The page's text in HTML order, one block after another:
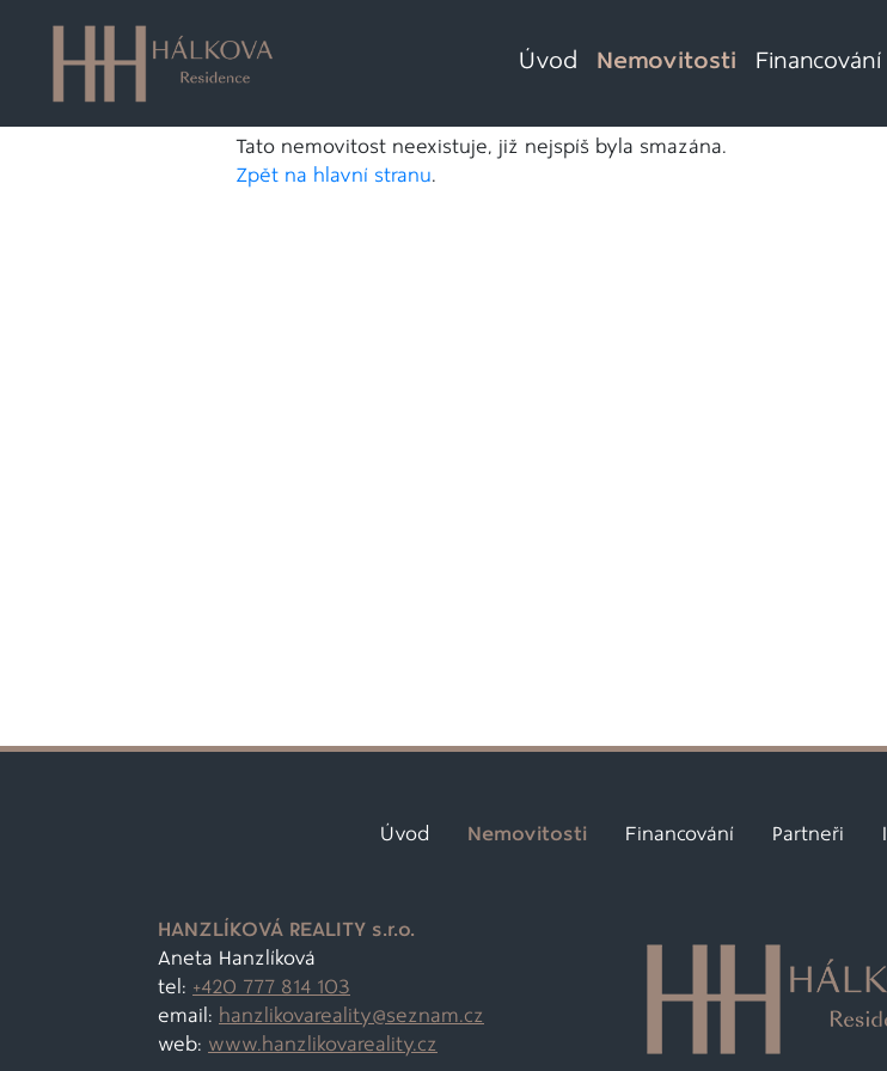
Úvod Nemovitosti Financování
Tato nemovitost neexistuje, již nejspíš byla smazána.
Zpět na hlavní stranu.
Úvod Nemovitosti Financování Partneři
HANZLÍKOVÁ REALITY s.r.o.
Aneta Hanzlíková
tel: +420 777 814 103
email: hanzlikovareality@seznam.cz
web: www.hanzlikovareality.cz